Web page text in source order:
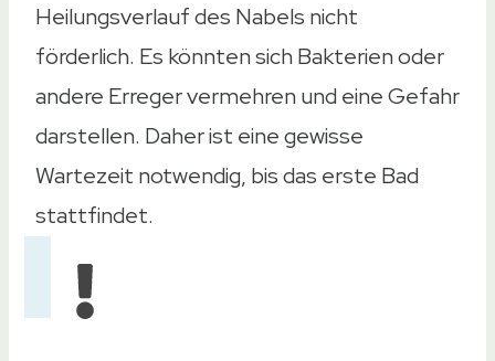
Heilungsverlauf des Nabels nicht
förderlich. Es könnten sich Bakterien oder
andere Erreger vermehren und eine Gefahr
darstellen. Daher ist eine gewisse
Wartezeit notwendig, bis das erste Bad
stattfindet.